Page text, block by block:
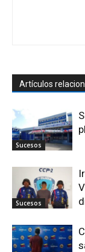
Artículos
Sucesos
Sucesos